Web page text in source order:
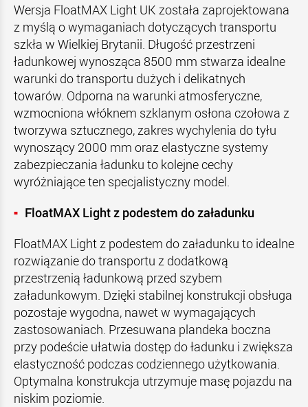
Wersja FloatMAX Light UK została zaprojektowana
z myślą o wymaganiach dotyczących transportu
szkła w Wielkiej Brytanii. Długość przestrzeni
ładunkowej wynosząca 8500 mm stwarza idealne
warunki do transportu dużych i delikatnych
towarów. Odporna na warunki atmosferyczne,
wzmocniona włóknem szklanym osłona czołowa z
tworzywa sztucznego, zakres wychylenia do tyłu
wynoszący 2000 mm oraz elastyczne systemy
zabezpieczania ładunku to kolejne cechy
wyróżniające ten specjalistyczny model.
FloatMAX Light z podestem do załadunku
FloatMAX Light z podestem do załadunku to idealne
rozwiązanie do transportu z dodatkową
przestrzenią ładunkową przed szybem
załadunkowym. Dzięki stabilnej konstrukcji obsługa
pozostaje wygodna, nawet w wymagających
zastosowaniach. Przesuwana plandeka boczna
przy podeście ułatwia dostęp do ładunku i zwiększa
elastyczność podczas codziennego użytkowania.
Optymalna konstrukcja utrzymuje masę pojazdu na
niskim poziomie.